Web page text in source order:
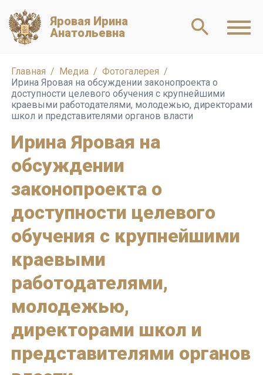
Яровая Ирина
Анатольевна
Главная Медиа
Фотогалерея
Ирина Яровая на обсуждении законопроекта о
доступности целевого обучения с крупнейшими
краевыми работодателями, молодежью, директорами
школ и представителями органов власти
Ирина Яровая на
обсуждении
законопроекта о
доступности целевого
обучения с крупнейшими
краевыми
работодателями,
молодежью,
директорами школ и
представителями органов